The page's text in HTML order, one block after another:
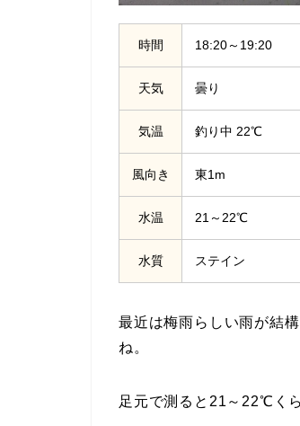
時間 18:20～19:20
天気 曇り
気温 釣り中 22℃
風向き 東1m
水温 21～22℃
水質 ステイン
最近は梅雨らしい雨が結
ね。
足元で測ると21～22℃く